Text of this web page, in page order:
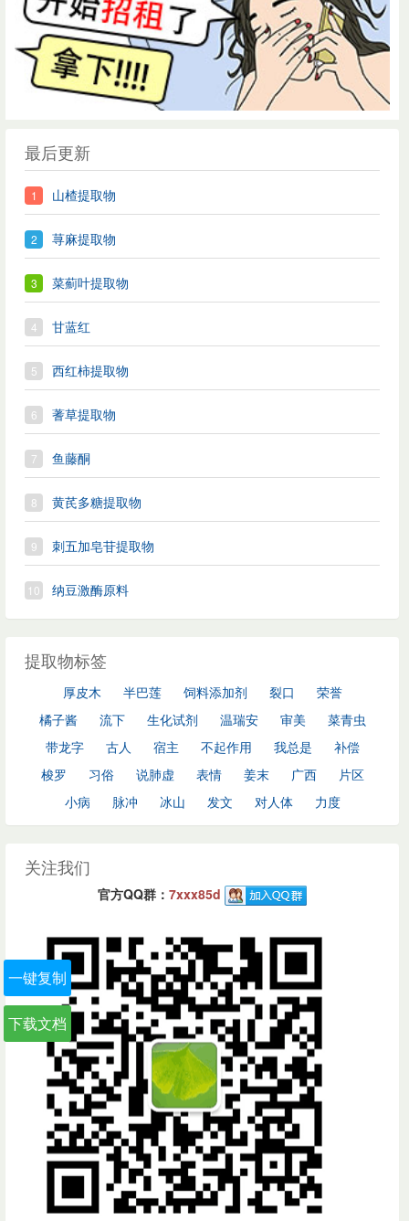
最后更新
山楂提取物
荨麻提取物
菜薊叶提取物
甘蓝红
西红柿提取物
蓍草提取物
鱼藤酮
黄芪多糖提取物
刺五加皂苷提取物
纳豆激酶原料
提取物标签
厚皮木 半巴莲 饲料添加剂 裂口
荣誉
橘子酱
流下 生化试剂 温瑞安 审美
菜青虫
带龙字
古人 宿主 不起作用 我总是
补偿
梭罗
习俗 说肺虚 表情 姜末 广西
片区
小病
脉冲 冰山 发文 对人体 力度
关注我们
官方QQ群：7xxx85d
一键复制
下载文档